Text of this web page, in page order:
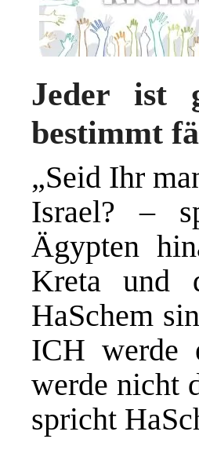
Jeder ist
bestimmt
„Seid Ihr
Israel? –
Ägypten
Kreta und
HaSchem
ICH werde
werde nicht
spricht